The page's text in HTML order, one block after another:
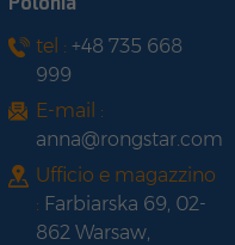
tel :+48 735 668
999
E-mail :
anna@rongstar.com
Ufficio e magazzino
: Farbiarska 69, 02-
862 Warsaw,